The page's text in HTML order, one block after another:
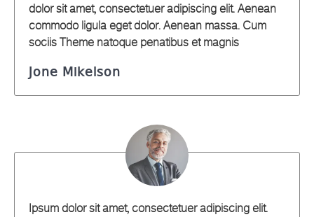
dolor sit amet, consectetuer adipiscing elit. Aenean
commodo ligula eget dolor. Aenean massa. Cum
sociis Theme natoque penatibus et magnis
Jone Mikelson
Ipsum dolor sit amet, consectetuer adipiscing elit.